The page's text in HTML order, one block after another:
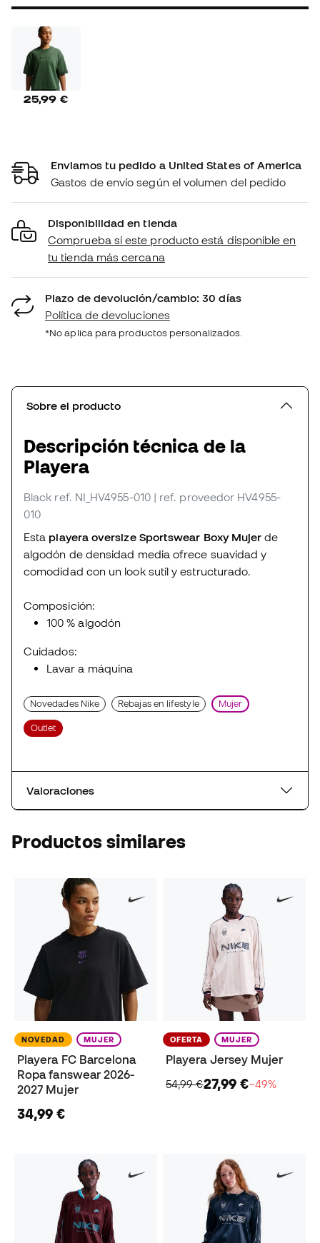
25,99 €
Enviamos tu pedido a United States of America
Gastos de envío según el volumen del pedido
Disponibilidad en tienda
Comprueba si este producto está disponible en
tu tienda más cercana
Plazo de devolución/cambio: 30 días
Política de devoluciones
*No aplica para productos personalizados.
Sobre el producto
Descripción técnica de la
Playera
Black ref. NI_HV4955-010 | ref. proveedor HV4955-
010
Esta playera oversize Sportswear Boxy Mujer de
algodón de densidad media ofrece suavidad y
comodidad con un look sutil y estructurado.
Composición:
100 % algodón
Cuidados:
Lavar a máquina
Novedades Nike Rebajas en lifestyle Mujer
Outlet
Valoraciones
Productos similares
NOVEDAD MUJER
Playera FC Barcelona
Ropa fanswear 2026-
2027 Mujer
34,99 €
OFERTA MUJER
Playera Jersey Mujer
54,99 €27,99 €−49%